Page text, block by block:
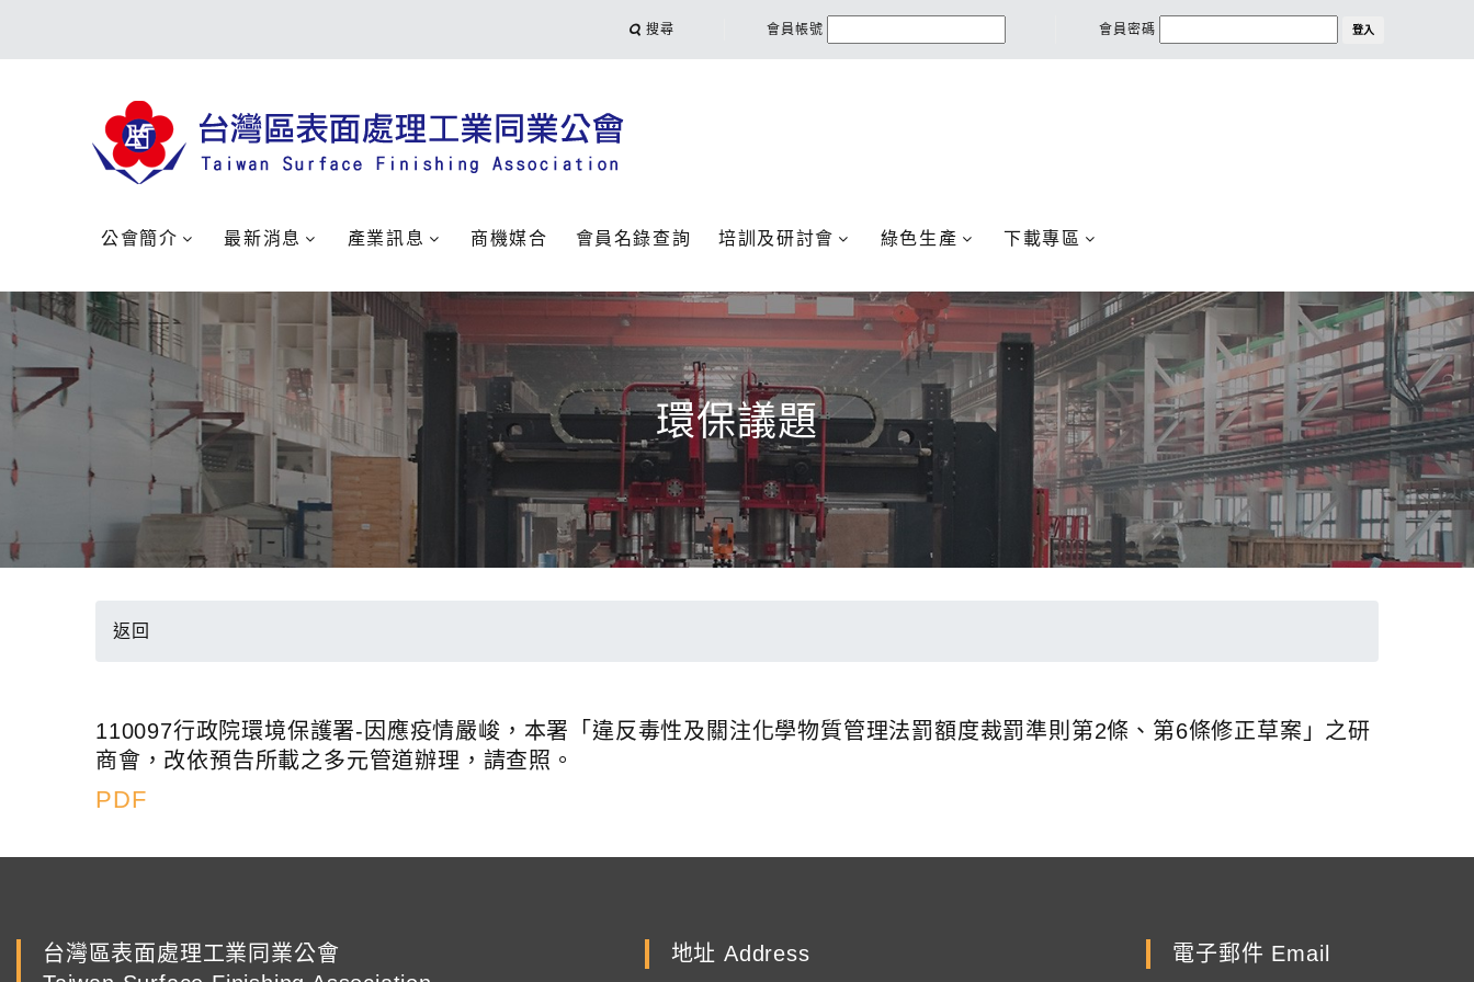
搜尋 會員帳號 會員密碼 登入
公會簡介 最新消息 產業訊息 商機媒合 會員名錄查詢 培訓及研討會 綠色生產 下載專區
環保議題
返回
110097行政院環境保護署-因應疫情嚴峻，本署「違反毒性及關注化學物質管理法罰額度裁罰準則第2條、第6條修正草案」之研
商會，改依預告所載之多元管道辦理，請查照。
PDF
台灣區表面處理工業同業公會
地址 Address 電子郵件 Email